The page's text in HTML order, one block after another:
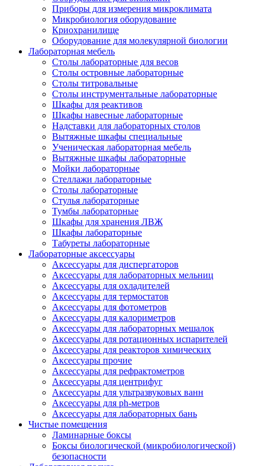
Приборы для измерения микроклимата
Микробиология оборудование
Криохранилище
Оборудование для молекулярной биологии
Лабораторная мебель
Столы лабораторные для весов
Столы островные лабораторные
Столы титровальные
Столы инструментальные лабораторные
Шкафы для реактивов
Шкафы навесные лабораторные
Надставки для лабораторных столов
Вытяжные шкафы специальные
Ученическая лабораторная мебель
Вытяжные шкафы лабораторные
Мойки лабораторные
Стеллажи лабораторные
Столы лабораторные
Стулья лабораторные
Тумбы лабораторные
Шкафы для хранения ЛВЖ
Шкафы лабораторные
Табуреты лабораторные
Лабораторные аксессуары
Аксессуары для диспергаторов
Аксессуары для лабораторных мельниц
Аксессуары для охладителей
Аксессуары для термостатов
Аксессуары для фотометров
Аксессуары для калориметров
Аксессуары для лабораторных мешалок
Аксессуары для ротационных испарителей
Аксессуары для реакторов химических
Аксессуары прочие
Аксессуары для рефрактометров
Аксессуары для центрифуг
Аксессуары для ультразвуковых ванн
Аксессуары для ph-метров
Аксессуары для лабораторных бань
Чистые помещения
Ламинарные боксы
Боксы биологической (микробиологической)
безопасности